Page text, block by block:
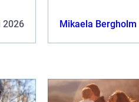
2026 Mikaela Bergholm